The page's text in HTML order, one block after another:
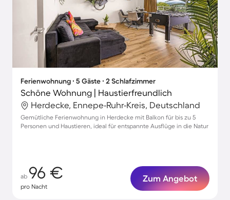
Ferienwohnung ∙ 5 Gäste ∙ 2 Schlafzimmer
Schöne Wohnung | Haustierfreundlich
Herdecke, Ennepe-Ruhr-Kreis, Deutschland
Gemütliche Ferienwohnung in Herdecke mit Balkon für bis zu 5
Personen und Haustieren, ideal für entspannte Ausflüge in die Natur
ab 96 €
pro Nacht
Zum Angebot